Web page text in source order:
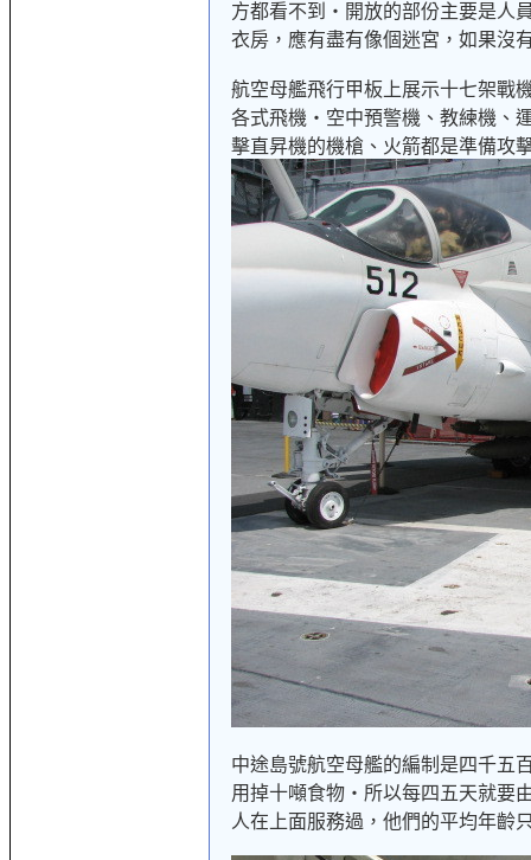
方都看不到‧開放的部份主要是人
衣房，應有盡有像個迷宮，如果沒
航空母艦飛行甲板上展示十七架戰
各式飛機‧空中預警機、教練機、
擊直昇機的機槍、火箭都是準備攻
中途島號航空母艦的編制是四千五
用掉十噸食物‧所以每四五天就要
人在上面服務過，他們的平均年齡